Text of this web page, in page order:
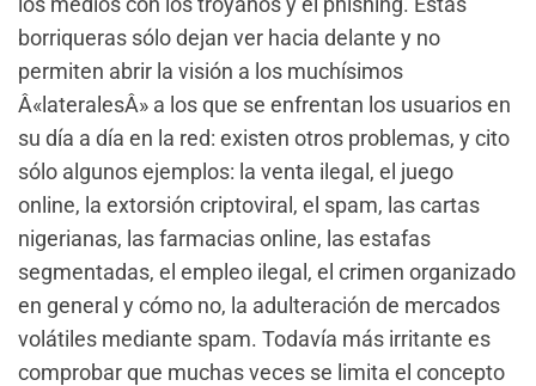
borriqueras sólo dejan ver hacia delante y no
permiten abrir la visión a los muchísimos
Â«lateralesÂ» a los que se enfrentan los usuarios en
su día a día en la red: existen otros problemas, y cito
sólo algunos ejemplos: la venta ilegal, el juego
online, la extorsión criptoviral, el spam, las cartas
nigerianas, las farmacias online, las estafas
segmentadas, el empleo ilegal, el crimen organizado
en general y cómo no, la adulteración de mercados
volátiles mediante spam. Todavía más irritante es
comprobar que muchas veces se limita el concepto